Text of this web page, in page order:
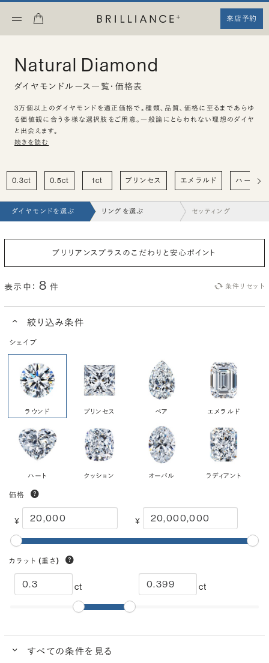
来店予約
Natural Diamond
ダイヤモンドルース一覧・価格表
3万個以上のダイヤモンドを適正価格で。種類、品質、価格に至るまであらゆ
る価値観に合う多様な選択肢をご用意。一般論にとらわれない理想のダイヤ
と出会えます。
続きを読む
0.3ct 0.5ct 1ct プリンセス エメラルド ハート
ダイヤモンドを選ぶ リングを選ぶ セッティング
ブリリアンスプラスのこだわりと安心ポイント
表示中： 8 件 条件リセット
絞り込み条件
シェイプ
ラウンド プリンセス ペア エメラルド
ハート クッション オーバル ラディアント
価格
¥ ¥
カラット (重さ)
ct ct
すべての条件を見る